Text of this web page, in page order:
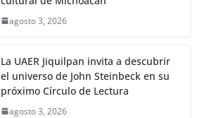
agosto 3, 2026
La UAER Jiquilpan invita a descubrir
el universo de John Steinbeck en su
próximo Círculo de Lectura
agosto 3, 2026